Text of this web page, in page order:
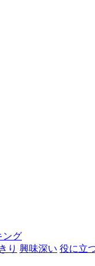
ング
り 興味深い 役に立